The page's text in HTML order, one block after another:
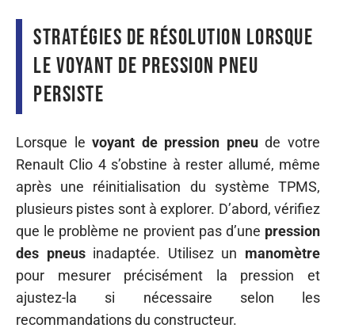
Stratégies de résolution lorsque
le voyant de pression pneu
persiste
Lorsque levoyant de pression pneude votre
Renault Clio 4 s’obstine à rester allumé, même
après une réinitialisation du système TPMS,
plusieurs pistes sont à explorer. D’abord, vérifiez
que le problème ne provient pas d’une pression
des pneusinadaptée. Utilisez un manomètre
pour mesurer précisément la pression et
ajustez-la si nécessaire selon les
recommandations du constructeur.